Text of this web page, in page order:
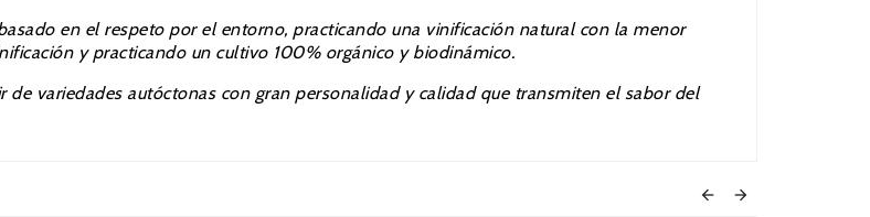
en el respeto por el entorno, practicando una vinificación natural con la menor
y practicando un cultivo 100% orgánico y biodinámico.
variedades autóctonas con gran personalidad y calidad que transmiten el sabor del
 